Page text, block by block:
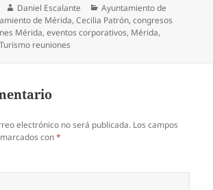
Autor
Daniel Escalante Categorías
Ayuntamiento de
de Mérida,Cecilia Patrón,congresos
Mérida,eventos corporativos, Mérida,
Turismo reuniones
electrónico no será publicada. Los campos
con*